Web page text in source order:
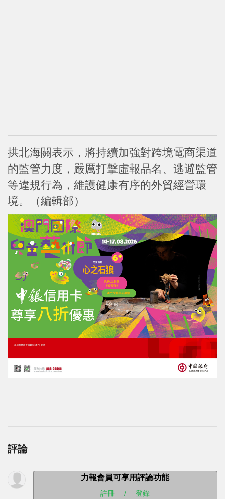
拱北海關表示，將持續加強對跨境電商渠道
的監管力度，嚴厲打擊虛報品名、逃避監管
等違規行為，維護健康有序的外貿經營環
境。（編輯部）
評論
力報會員可享用評論功能
註冊 / 登錄